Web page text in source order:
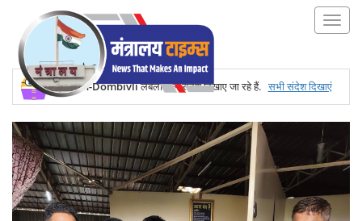
Kalyan-Dombivliलेबलों वाले संदेश दिखाए जा रहे हैं. सभी संदेश दिखाएं